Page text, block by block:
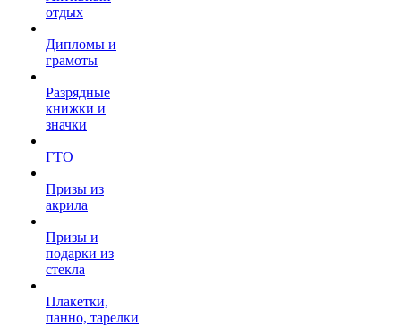
отдых
Дипломы и
грамоты
Разрядные
книжки и
значки
ГТО
Призы из
акрила
Призы и
подарки из
стекла
Плакетки,
панно, тарелки